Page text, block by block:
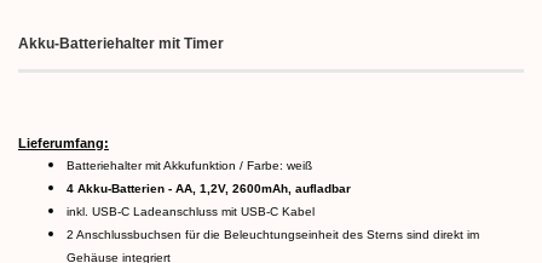
Akku-Batteriehalter mit Timer
Lieferumfang:
Batteriehalter mit Akkufunktion / Farbe: weiß
4 Akku-Batterien - AA, 1,2V, 2600mAh, aufladbar
inkl. USB-C Ladeanschluss mit USB-C Kabel
2 Anschlussbuchsen für die Beleuchtungseinheit des Sterns sind direkt im
Gehäuse integriert